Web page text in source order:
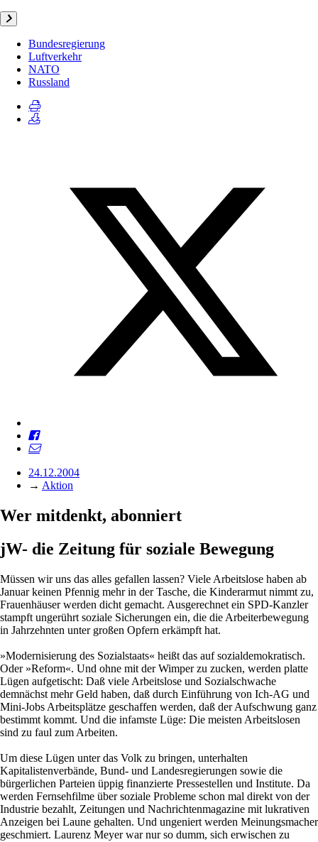
Bundesregierung
Luftverkehr
NATO
Russland
24.12.2004
→ Aktion
Wer mitdenkt, abonniert
jW- die Zeitung für soziale Bewegung
Müssen wir uns das alles gefallen lassen? Viele Arbeitslose haben ab
Januar keinen Pfennig mehr in der Tasche, die Kinderarmut nimmt zu,
Frauenhäuser werden dicht gemacht. Ausgerechnet ein SPD-Kanzler
stampft ungerührt soziale Sicherungen ein, die die Arbeiterbewegung
in Jahrzehnten unter großen Opfern erkämpft hat.
»Modernisierung des Sozialstaats« heißt das auf sozialdemokratisch.
Oder »Reform«. Und ohne mit der Wimper zu zucken, werden platte
Lügen aufgetischt: Daß viele Arbeitslose und Sozialschwache
demnächst mehr Geld haben, daß durch Einführung von Ich-AG und
Mini-Jobs Arbeitsplätze geschaffen werden, daß der Aufschwung ganz
bestimmt kommt. Und die infamste Lüge: Die meisten Arbeitslosen
sind zu faul zum Arbeiten.
Um diese Lügen unter das Volk zu bringen, unterhalten
Kapitalistenverbände, Bund- und Landesregierungen sowie die
bürgerlichen Parteien üppig finanzierte Pressestellen und Institute. Da
werden Fernsehfilme über soziale Probleme schon mal direkt von der
Industrie bezahlt, Zeitungen und Nachrichtenmagazine mit lukrativen
Anzeigen bei Laune gehalten. Und ungeniert werden Meinungsmacher
geschmiert. Laurenz Meyer war nur so dumm, sich erwischen zu